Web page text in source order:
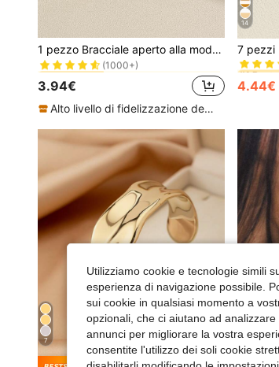
1 pezzo Bracciale aperto alla moda con texture in metallo retrò, in stile europeo e americano
#2 Bestseller
in Ferro da stiro Bracciali da donna
(1000+)
#2 Bestseller
#2 Bestseller
#2 Bestseller
in Ferro da stiro Bracciali da donna
(1000+)
3.94€
Alto livello di fidelizzazione dei clienti
14
#1
#1
#1
#1
4.44€
7
Utilizziamo cookie e tecnologie simili
esperienza di navigazione possibile.
sui cookie in qualsiasi momento a
opzionali, che ci aiutano ad
annunci per migliorare la vostra
consentite l'utilizzo dei soli cookie